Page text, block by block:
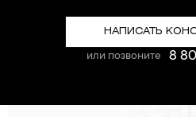
НАПИСАТЬ
или позвоните 8